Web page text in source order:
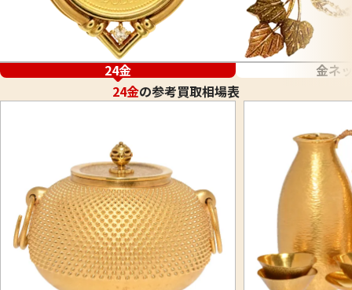
24金
金ネ
24金の参考買取相場表